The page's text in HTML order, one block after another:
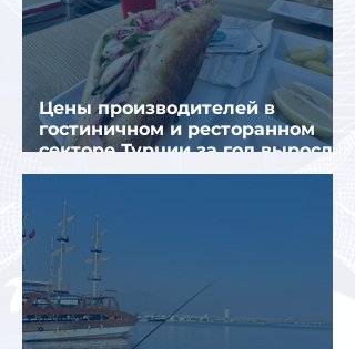
Цены производителей в
гостиничном и ресторанном
секторе Турции за год выросли
почти на 32%